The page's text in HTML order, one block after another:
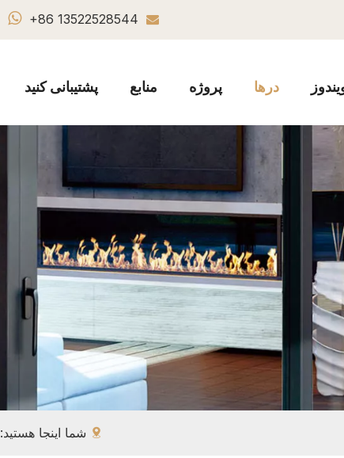

 +86 13522528544
درها پروژه منابع پشتیبانی کنید
شما اینجا هستید: